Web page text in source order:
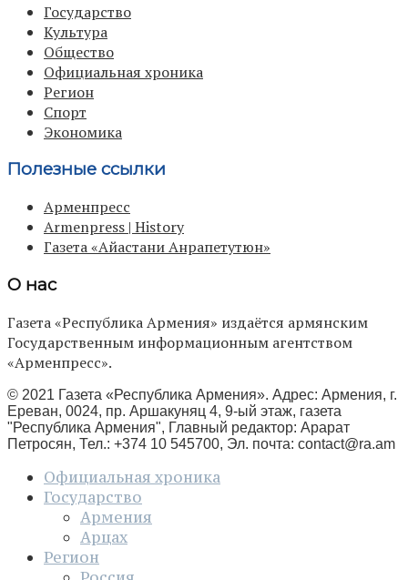
Государство
Культура
Общество
Официальная хроника
Регион
Спорт
Экономика
Полезные ссылки
Арменпресс
Armenpress | History
Газета «Айастани Анрапетутюн»
О нас
Газета «Республика Армения» издаётся армянским
Государственным информационным агентством
«Арменпресс».
© 2021 Газета «Республика Армения». Адрес: Армения, г.
Ереван, 0024, пр. Аршакуняц 4, 9-ый этаж, газета
"Республика Армения", Главный редактор: Арарат
Петросян, Тел.: +374 10 545700, Эл. почта: contact@ra.am
Официальная хроника
Государство
Армения
Арцах
Регион